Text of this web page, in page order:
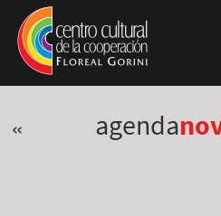
Pasar al contenido principal
Jump to main content
« agenda